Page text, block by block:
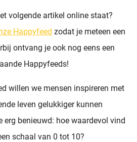
volgende artikel online staat?
Happyfeed zodat je meteen een
ontvang je ook nog eens een
Happyfeeds!
willen we mensen inspireren met
leven gelukkiger kunnen
erg benieuwd: hoe waardevol vind
schaal van 0 tot 10?